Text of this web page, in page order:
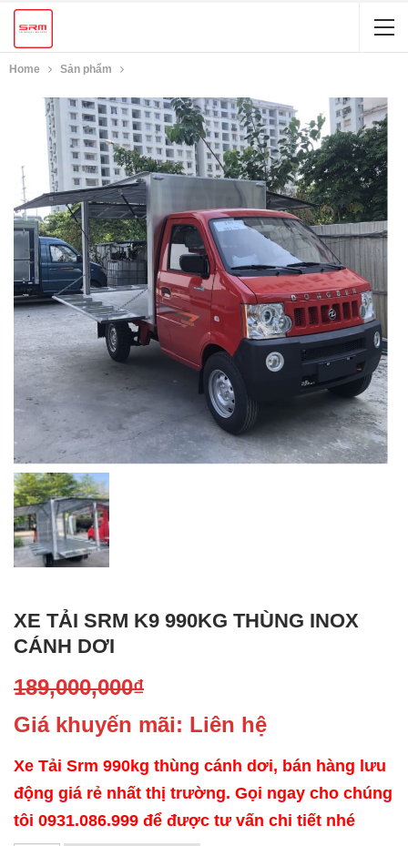
Home Sản phẩm
XE TẢI SRM K9 990KG THÙNG INOX
CÁNH DƠI
189,000,000₫
Giá khuyến mãi: Liên hệ
Xe Tải Srm 990kg thùng cánh dơi, bán hàng lưu
động giá rẻ nhất thị trường. Gọi ngay cho chúng
tôi 0931.086.999 để được tư vấn chi tiết nhé